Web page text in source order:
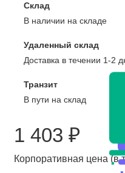
Склад
В наличии на складе
Удаленный склад
Доставка в течении 1-2
Транзит
В пути на склад
1 403 ₽
Корпоративная цена (в